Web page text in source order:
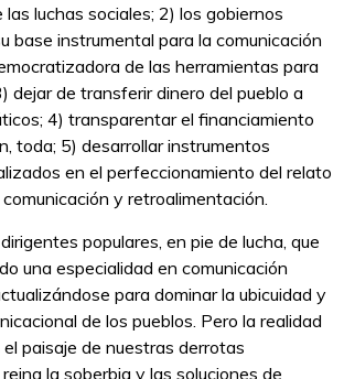
luchas sociales; 2) los gobiernos
base instrumental para la comunicación
de las herramientas para
dejar de transferir dinero del pueblo a
4) transparentar el financiamiento
toda; 5) desarrollar instrumentos
en el perfeccionamiento del relato
y retroalimentación.
populares, en pie de lucha, que
una especialidad en comunicación
para dominar la ubicuidad y
de los pueblos. Pero la realidad
paisaje de nuestras derrotas
la soberbia y las soluciones de